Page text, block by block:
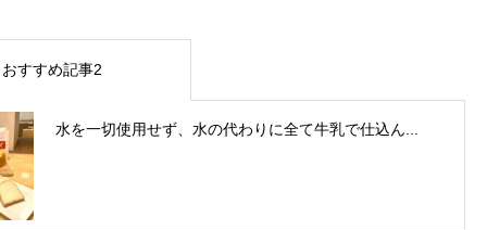
おすすめ記事2
水を一切使用せず、水の代わりに全て牛乳で仕込ん...